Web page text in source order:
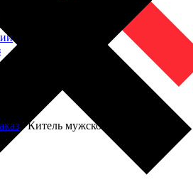
09.00 - 18.00
/Китель мужской с большим